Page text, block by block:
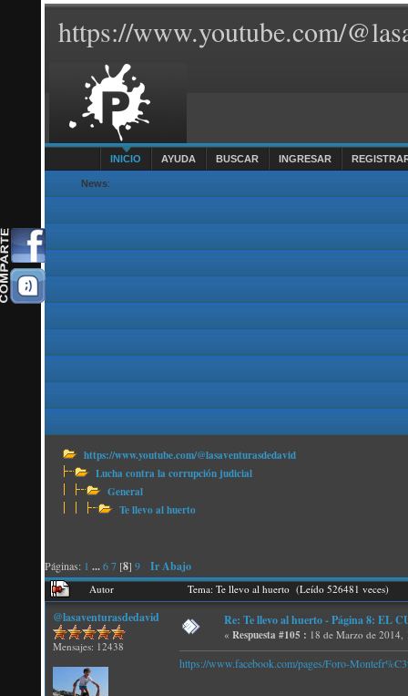
https://www.youtube.com/
INICIO AYUDA BUSCAR INGRESAR
News:
https://www.youtube.com/@lasaventurasdedavid
Lucha contra la corrupción judicial
General
Te llevo al huerto
Páginas: 1 ...67 [8] 9 Ir Abajo
Autor Tema: Te llevo al huerto (Leído 526481 veces)
@lasaventurasdedavid
Mensajes: 12438
Re: Te llevo al huerto - Página 8: EL
« Respuesta #105 : 18 de Marzo de 2014,
https://www.facebook.com/pages/Foro-